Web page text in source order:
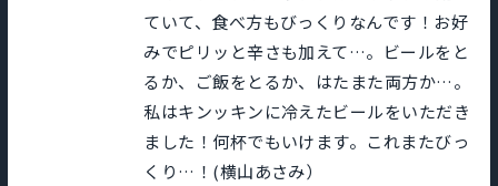
ていて、食べ方もびっくりなんです！お好
みでピリッと辛さも加えて…。ビールをと
るか、ご飯をとるか、はたまた両方か…。
私はキンッキンに冷えたビールをいただき
ました！何杯でもいけます。これまたびっ
くり…！(横山あさみ）